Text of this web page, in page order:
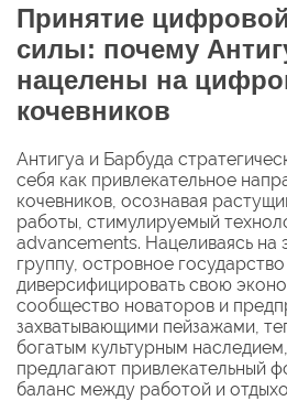
Принятие
силы: почему
нацелены на
кочевников
Антигуа и Барбуда
себя как привлекательное
кочевников, осознавая
работы, стимулируемый
advancements. Нацеливаясь на
группу, островное
диверсифицировать свою
сообщество новаторов и
захватывающими пейзажами,
богатым культурным
предлагают привлекательный
баланс между работой и